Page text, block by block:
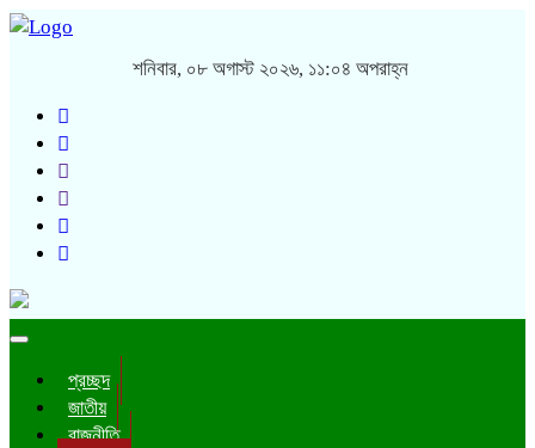
শনিবার, ০৮ অগাস্ট ২০২৬, ১১:০৪ অপরাহ্ন
Toggle
প্রচ্ছদ
জাতীয়
রাজনীতি